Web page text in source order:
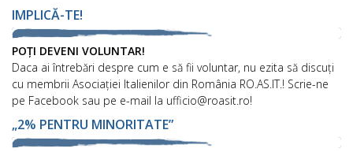
IMPLICĂ-TE!
POȚI DEVENI VOLUNTAR!
Daca ai întrebări despre cum e să fii voluntar, nu ezita să discuți
cu membrii Asociației Italienilor din România RO.AS.IT.! Scrie-ne
pe Facebook sau pe e-mail la ufficio@roasit.ro!
„2% PENTRU MINORITATE”